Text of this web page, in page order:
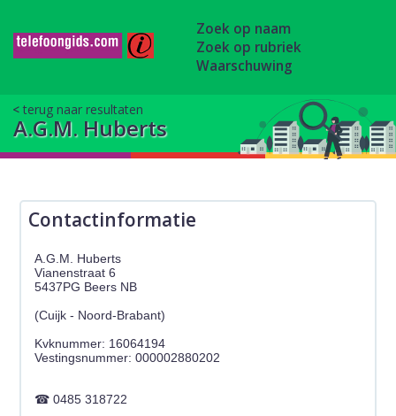
Zoek op naam
Zoek op rubriek
Waarschuwing
terug naar resultaten
A.G.M. Huberts
Contactinformatie
A.G.M. Huberts
Vianenstraat 6
5437PG Beers NB
(Cuijk - Noord-Brabant)
Kvknummer: 16064194
0485 318722